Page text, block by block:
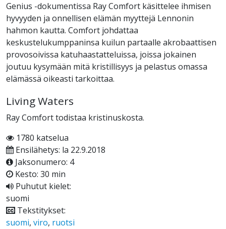
Genius -dokumentissa Ray Comfort käsittelee ihmisen
hyvyyden ja onnellisen elämän myyttejä Lennonin
hahmon kautta. Comfort johdattaa
keskustelukumppaninsa kuilun partaalle akrobaattisen
provosoivissa katuhaastatteluissa, joissa jokainen
joutuu kysymään mitä kristillisyys ja pelastus omassa
elämässä oikeasti tarkoittaa.
Living Waters
Ray Comfort todistaa kristinuskosta.
1780 katselua
Ensilähetys: la 22.9.2018
Jaksonumero: 4
Kesto: 30 min
Puhutut kielet:
suomi
Tekstitykset:
suomi, viro, ruotsi